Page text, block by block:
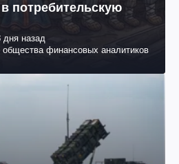
потребительскую
дня назад
общества финансовых аналитиков